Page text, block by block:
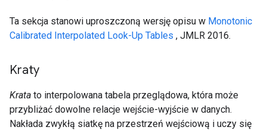
Ta sekcja stanowi uproszczoną wersję opisu w Monotonic
Calibrated Interpolated Look-Up Tables , JMLR 2016.
Kraty
Krata to interpolowana tabela przeglądowa, która może
przybliżać dowolne relacje wejście-wyjście w danych.
Nakłada zwykłą siatkę na przestrzeń wejściową i uczy się